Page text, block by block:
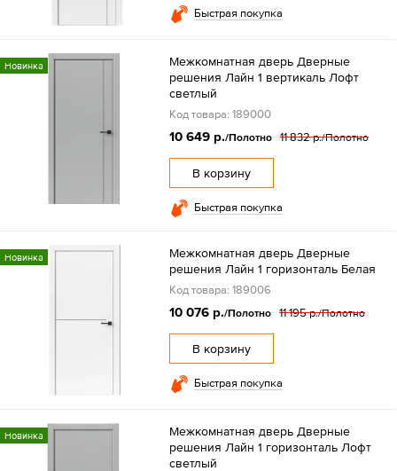
Быстрая покупка
Новинка
Межкомнатная дверь Дверные
решения Лайн 1 вертикаль Лофт
светлый
Код товара: 189000
10 649 р./Полотно 11 832 р./Полотно
В корзину
Быстрая покупка
Новинка
Межкомнатная дверь Дверные
решения Лайн 1 горизонталь Белая
Код товара: 189006
10 076 р./Полотно 11 195 р./Полотно
В корзину
Быстрая покупка
Новинка
Межкомнатная дверь Дверные
решения Лайн 1 горизонталь Лофт
светлый